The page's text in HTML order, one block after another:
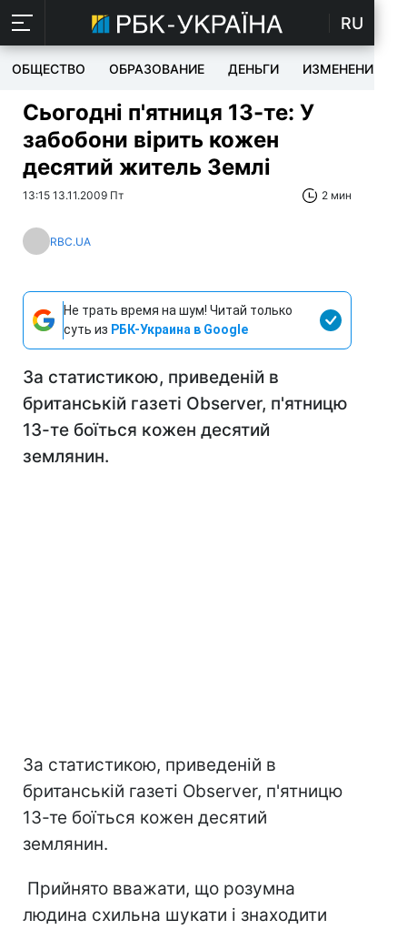
RU
ОБЩЕСТВО ОБРАЗОВАНИЕ ДЕНЬГИ ИЗМЕНЕНИЯ
Сьогодні п'ятниця 13-те: У
забобони вірить кожен
десятий житель Землі
13:15 13.11.2009 Пт 2 мин
RBC.UA
Не трать время на шум! Читай только
суть из РБК-Украина в Google
За статистикою, приведеній в
британській газеті Observer, п'ятницю
13-те боїться кожен десятий
землянин.
За статистикою, приведеній в
британській газеті Observer, п'ятницю
13-те боїться кожен десятий
землянин.
Прийнято вважати, що розумна
людина схильна шукати і знаходити